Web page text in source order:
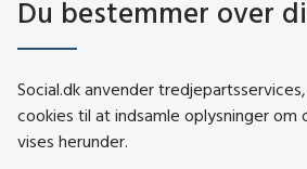
Kontakt
Du bestemmer over
Social.dk anvender
cookies til at indsamle oplysninger om
vises herunder.